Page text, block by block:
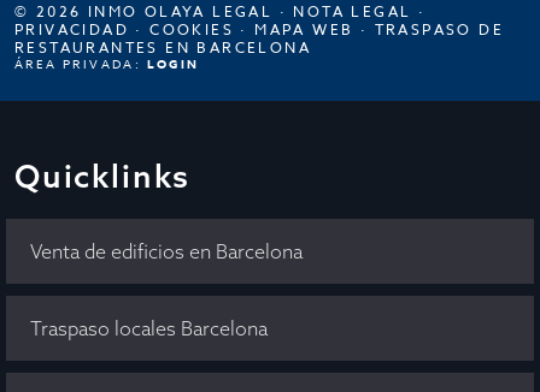
© 2026 INMO OLAYA LEGAL · NOTA LEGAL ·
PRIVACIDAD ·COOKIES · MAPA WEB · TRASPASO DE
RESTAURANTES EN BARCELONA
ÁREA PRIVADA: LOGIN
Quicklinks
Venta de edificios en Barcelona
Traspaso locales Barcelona